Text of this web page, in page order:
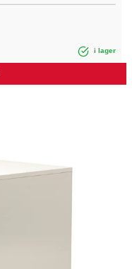
i lager